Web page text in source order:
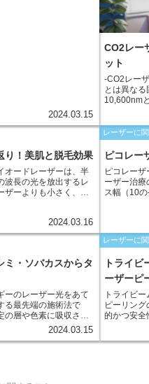
2024.03.15
CO2レー
ット
-CO2レーザーの特徴- CO2
とは異な
10,600nm
ため、切
出でき、そ
得られます
ますが、熱
波は、よ
軽減しま
去以外に
幅広い皮
り！美肌と脱毛効果
オードレーザーは、半
波長の光を放出するレ
ザーよりも小さく、扱
などの美容用途に適し
ダイオードレーザーを
イプや毛質に対応で
2024.03.16
レーザーに
ピコレー
ピコレー
ーザー治
ス幅（10
ミ・ソバカスからタ
ーのレーザー光をあて
る最先端の施術法で
の層や色素に吸収さ
す。この熱エネルギー
2024.03.15
レーザーに
トライビ
ーザーピ
トライビ
ピーリン
的かつ安全
は、3つの